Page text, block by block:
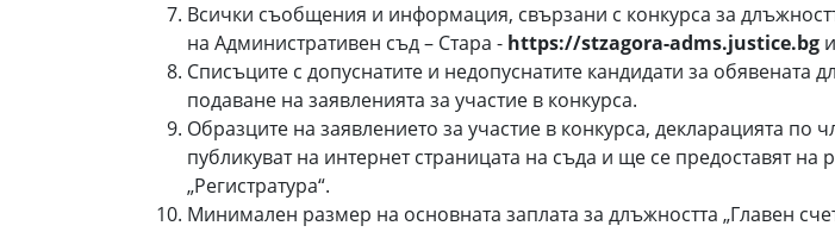
Всички съобщения и информация, свързани с конкурса за
на Административен съд – Стара - https://stzagora-adms.justice.bg
Списъците с допуснатите и недопуснатите кандидати за
подаване на заявленията за участие в конкурса.
Образците на заявлението за участие в конкурса, декларацията по
публикуват на интернет страницата на съда и ще се предоставят
„Регистратура“.
Минимален размер на основната заплата за длъжността „Главен